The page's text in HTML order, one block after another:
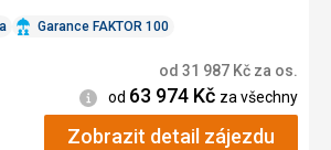
Garance FAKTOR 100
od 31 987 Kč za os.
Informace
od 63 974 Kč za všechny
Zobrazit detail zájezdu